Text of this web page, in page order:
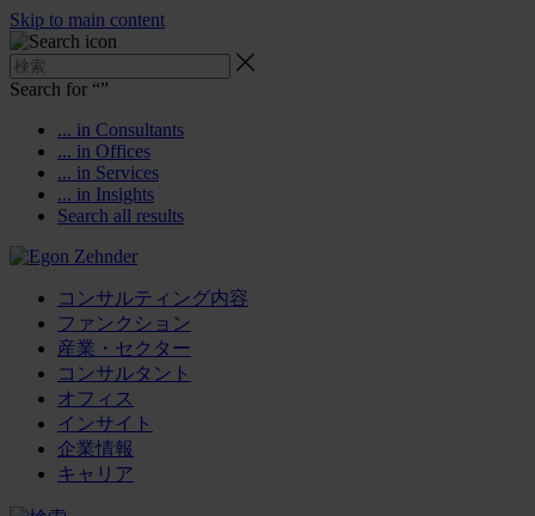
Skip to main content
Search for “”
... in Consultants
... in Offices
... in Services
... in Insights
Search all results
コンサルティング内容
ファンクション
産業・セクター
コンサルタント
オフィス
インサイト
企業情報
キャリア